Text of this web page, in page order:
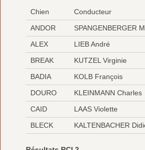
Chien Conducteur
ANDOR
SPANGENBERGER
ALEX
LIEB André
BREAK
KUTZEL Virginie
BADIA
KOLB François
DOURO
KLEINMANN Charles
CAID
LAAS Violette
BLECK
KALTENBACHER